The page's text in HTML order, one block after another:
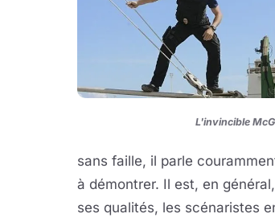
L'invincible
sans faille, il parle
à démontrer. Il est, en
ses qualités, les scénaristes